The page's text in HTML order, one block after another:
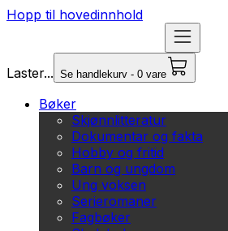
Hopp til hovedinnhold
Laster... Se handlekurv - 0 vare
Bøker
Skjønnlitteratur
Dokumentar og fakta
Hobby og fritid
Barn og ungdom
Ung voksen
Serieromaner
Fagbøker